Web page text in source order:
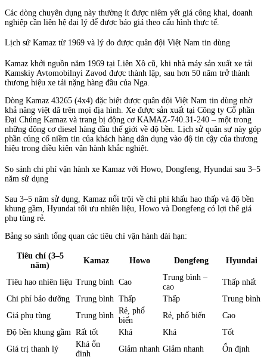
Các dòng chuyên dụng này thường ít được niêm yết giá công khai, doanh
nghiệp cần liên hệ đại lý để được báo giá theo cấu hình thực tế.
Lịch sử Kamaz từ 1969 và lý do được quân đội Việt Nam tin dùng
Kamaz khởi nguồn năm 1969 tại Liên Xô cũ, khi nhà máy sản xuất xe tải
Kamskiy Avtomobilnyi Zavod được thành lập, sau hơn 50 năm trở thành
thương hiệu xe tải nặng hàng đầu của Nga.
Dòng Kamaz 43265 (4x4) đặc biệt được quân đội Việt Nam tin dùng nhờ
khả năng việt dã trên mọi địa hình. Xe được sản xuất tại Công ty Cổ phần
Đại Chúng Kamaz và trang bị động cơ KAMAZ-740.31-240 – một trong
những động cơ diesel hàng đầu thế giới về độ bền. Lịch sử quân sự này góp
phần củng cố niềm tin của khách hàng dân dụng vào độ tin cậy của thương
hiệu trong điều kiện vận hành khắc nghiệt.
So sánh chi phí vận hành xe Kamaz với Howo, Dongfeng, Hyundai sau 3–5
năm sử dụng
Sau 3–5 năm sử dụng, Kamaz nổi trội về chi phí khấu hao thấp và độ bền
khung gầm, Hyundai tối ưu nhiên liệu, Howo và Dongfeng có lợi thế giá
phụ tùng rẻ.
Bảng so sánh tổng quan các tiêu chí vận hành dài hạn:
Tiêu chí (3–5
năm)
Kamaz Howo Dongfeng Hyundai
Tiêu hao nhiên liệu Trung bình Cao
Trung bình –
cao
Thấp nhất
Chi phí bảo dưỡng
Trung bình Thấp Thấp
Trung bình
Giá phụ tùng
Trung bình
Rẻ, phổ
biến
Rẻ, phổ biến
Cao
Độ bền khung gầm Rất tốt Khá Khá
Tốt
Giá trị thanh lý
Khá ổn
định
Giảm nhanh Giảm nhanh Ổn định